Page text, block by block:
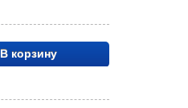
В корзину